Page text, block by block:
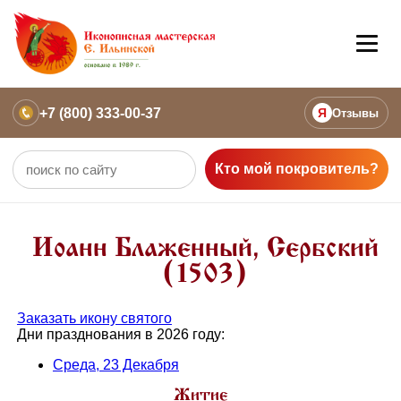
+7 (800) 333-00-37 Я Отзывы
Кто мой покровитель?
Иоанн Блаженный, Сербский
(1503)
Заказать икону святого
Дни празднования в 2026 году:
Среда, 23 Декабря
Житие